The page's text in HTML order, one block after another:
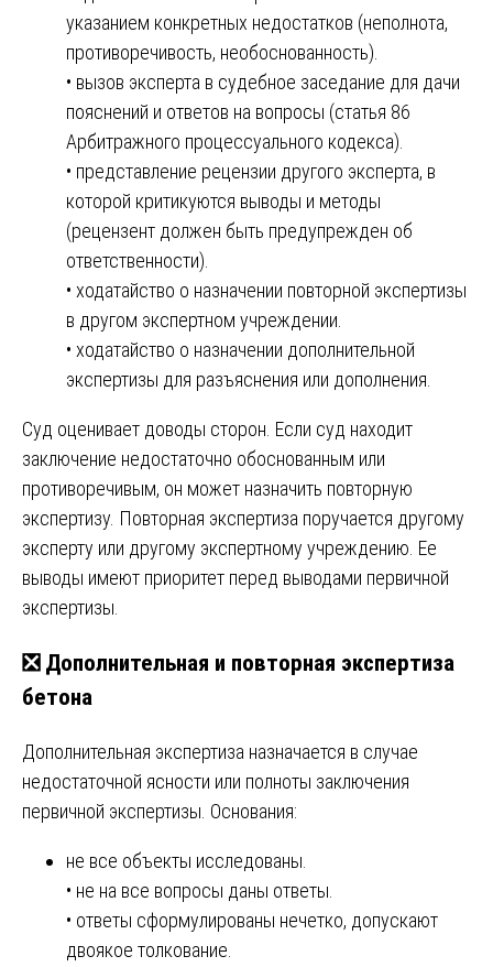
указанием конкретных недостатков (неполнота,
противоречивость, необоснованность).
• вызов эксперта в судебное заседание для дачи
пояснений и ответов на вопросы (статья 86
Арбитражного процессуального кодекса).
• представление рецензии другого эксперта, в
которой критикуются выводы и методы
(рецензент должен быть предупрежден об
ответственности).
• ходатайство о назначении повторной экспертизы
в другом экспертном учреждении.
• ходатайство о назначении дополнительной
экспертизы для разъяснения или дополнения.
Суд оценивает доводы сторон. Если суд находит
заключение недостаточно обоснованным или
противоречивым, он может назначить повторную
экспертизу. Повторная экспертиза поручается другому
эксперту или другому экспертному учреждению. Ее
выводы имеют приоритет перед выводами первичной
экспертизы.
❎ Дополнительная и повторная экспертиза
бетона
Дополнительная экспертиза назначается в случае
недостаточной ясности или полноты заключения
первичной экспертизы. Основания:
не все объекты исследованы.
• не на все вопросы даны ответы.
• ответы сформулированы нечетко, допускают
двоякое толкование.